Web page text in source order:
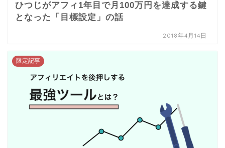
ひつじがアフィ1年目で月100万円を達成する鍵
となった「目標設定」の話
2018年4月14日
限定記事